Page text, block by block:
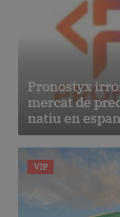
Pronostyx
mercat de
natiu en
VIP